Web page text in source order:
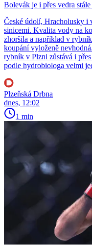
Bolevák je i přes vedra
České údolí, Hracholusky i
sinicemi. Kvalita vody na
zhoršila a například v
koupání vyloženě
rybník v Plzni zůstává i
podle hydrobiologa velmi
Plzeňská Drbna
dnes, 12:02
1 min